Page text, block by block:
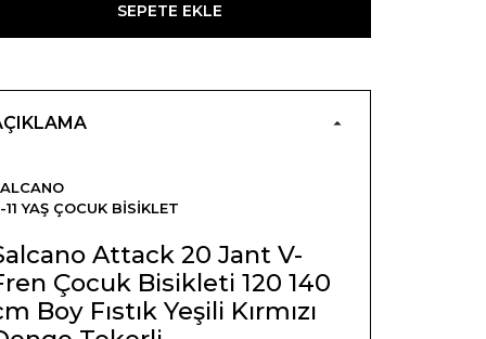
SEPETE EKLE
11 YAŞ ÇOCUK BISIKLET
Attack 20 Jant V-
Çocuk Bisikleti 120 140
Boy Fıstık Yeşili Kırmızı